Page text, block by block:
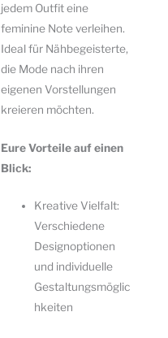
jedem Outfit eine
feminine Note verleihen.
Ideal für Nähbegeisterte,
die Mode nach ihren
eigenen Vorstellungen
kreieren möchten.
Eure Vorteile auf einen
Blick:
Kreative Vielfalt:
Verschiedene
Designoptionen
und individuelle
Gestaltungsmöglic
hkeiten